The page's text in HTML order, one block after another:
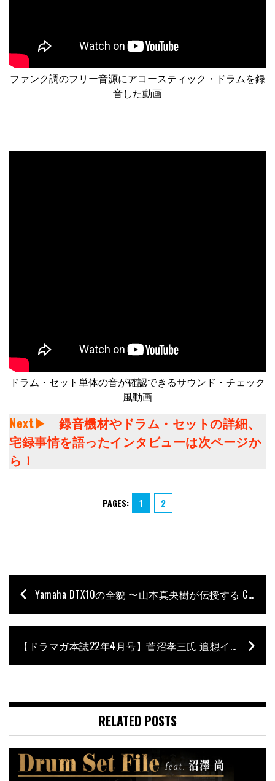
ファンク調のフリー音源にアコースティック・ドラムを録
音した動画
ドラム・セット単体の音が確認できるサウンド・チェック
風動画
Next▶︎
録音機材やドラム・セットの詳細、
宅録事情を語ったインタビューは次ページか
ら！
PAGES: 1 2
Yamaha DTX10の全貌 〜山本真央樹が伝授する Cubase AI活用術！〜
【ドラマガ本誌22年4月号】菅沼孝三氏 追想インタビュー – 芳村一実［天地雅楽］
RELATED POSTS